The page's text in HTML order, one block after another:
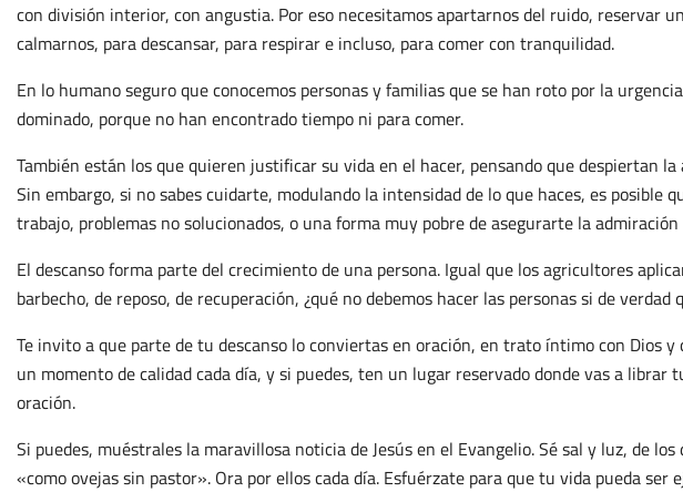
con división interior, con angustia. Por eso necesitamos apartarnos del ruido, reservar
calmarnos, para descansar, para respirar e incluso, para comer con tranquilidad.
En lo humano seguro que conocemos personas y familias que se han roto por la
dominado, porque no han encontrado tiempo ni para comer.
También están los que quieren justificar su vida en el hacer, pensando que despiertan la
Sin embargo, si no sabes cuidarte, modulando la intensidad de lo que haces, es posible
trabajo, problemas no solucionados, o una forma muy pobre de asegurarte la admiración
El descanso forma parte del crecimiento de una persona. Igual que los agricultores
barbecho, de reposo, de recuperación, ¿qué no debemos hacer las personas si de
Te invito a que parte de tu descanso lo conviertas en oración, en trato íntimo con Dios y
un momento de calidad cada día, y si puedes, ten un lugar reservado donde vas a librar
oración.
Si puedes, muéstrales la maravillosa noticia de Jesús en el Evangelio. Sé sal y luz, de los
«como ovejas sin pastor». Ora por ellos cada día. Esfuérzate para que tu vida pueda ser